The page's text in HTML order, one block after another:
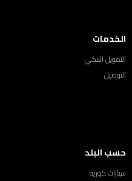
الخدمات
التمويل البنكي
التوصيل
حسب البلد
سيارات كورية